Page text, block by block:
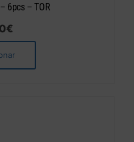
6pcs – TOR
€